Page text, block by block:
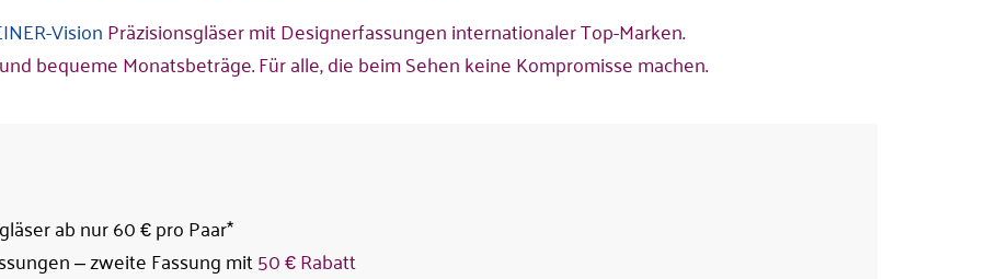
VisionPräzisionsgläser mit Designerfassungen internationaler Top-Marken.
bequeme Monatsbeträge. Für alle, die beim Sehen keine Kompromisse machen.
ab nur 60 € pro Paar*
– zweite Fassung mit50 € Rabatt